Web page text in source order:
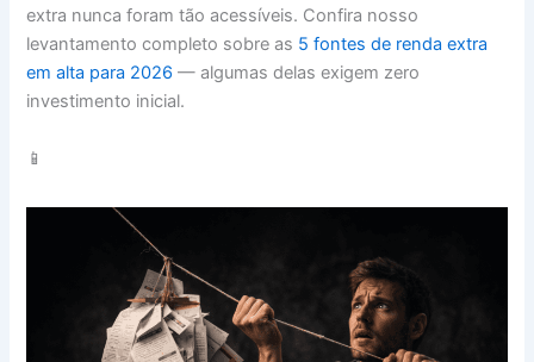
extra nunca foram tão acessíveis. Confira nosso
levantamento completo sobre as 5 fontes de renda extra
em alta para 2026 — algumas delas exigem zero
investimento inicial.
📱